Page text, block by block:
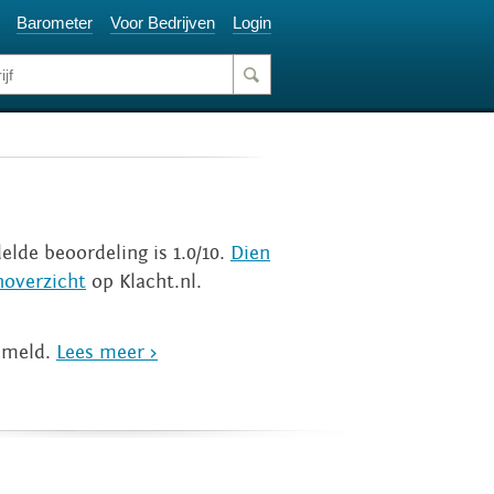
Barometer Voor Bedrijven Login
beoordeling is 1.0/10. Dien
op Klacht.nl.
Lees meer >